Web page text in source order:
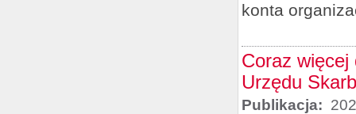
konta
Coraz więcej
Urzędu
Publikacja: